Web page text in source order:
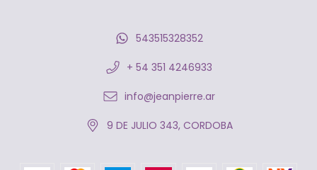
543515328352
+ 54 351 4246933
info@jeanpierre.ar
9 DE JULIO 343, CORDOBA